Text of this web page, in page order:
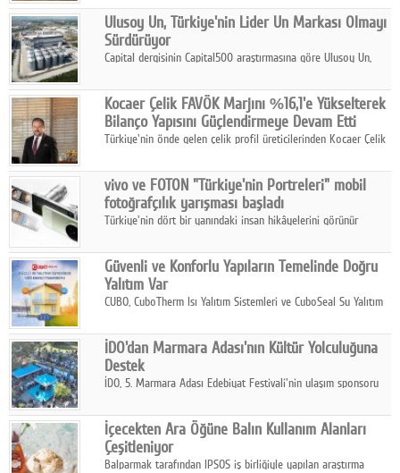
enerjisine güç katıyor.
Ulusoy Un, Türkiye'nin Lider Un Markası Olmayı
Sürdürüyor
Capital dergisinin Capital500 araştırmasına göre Ulusoy Un,
hasılatıyla Türkiye'nin en büyük 83. firması oldu.
Kocaer Çelik FAVÖK Marjını %16,1'e Yükselterek
Bilanço Yapısını Güçlendirmeye Devam Etti
Türkiye'nin önde gelen çelik profil üreticilerinden Kocaer Çelik
Çelik FAVÖK Marjını %16,1'e yükseltti.
vivo ve FOTON "Türkiye'nin Portreleri" mobil
fotoğrafçılık yarışması başladı
Türkiye'nin dört bir yanındaki insan hikâyelerini görünür
insanını, kültürünü ve yaşamını portre fotoğraflarıyla
anlatmaya davet ediyor.
Güvenli ve Konforlu Yapıların Temelinde Doğru
Yalıtım Var
CUBO, CuboTherm Isı Yalıtım Sistemleri ve CuboSeal Su Yalıtım
ve sürdürülebilir çözümler sunuyor.
İDO'dan Marmara Adası'nın Kültür Yolculuğuna
Destek
İDO, 5. Marmara Adası Edebiyat Festivali'nin ulaşım sponsoru
ettiriyor.
İçecekten Ara Öğüne Balın Kullanım Alanları
Çeşitleniyor
Balparmak tarafından IPSOS iş birliğiyle yapılan araştırma